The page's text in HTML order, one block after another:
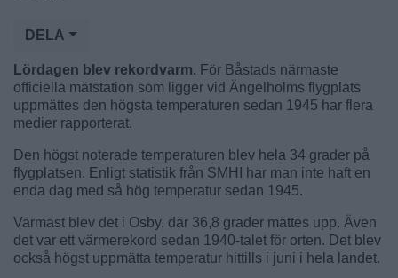
DELA
Lördagen blev rekordvarm. För Båstads närmaste
officiella mätstation som ligger vid Ängelholms flygplats
uppmättes den högsta temperaturen sedan 1945 har flera
medier rapporterat.
Den högst noterade temperaturen blev hela 34 grader på
flygplatsen. Enligt statistik från SMHI har man inte haft en
enda dag med så hög temperatur sedan 1945.
Varmast blev det i Osby, där 36,8 grader mättes upp. Även
det var ett värmerekord sedan 1940-talet för orten. Det blev
också högst uppmätta temperatur hittills i juni i hela landet.